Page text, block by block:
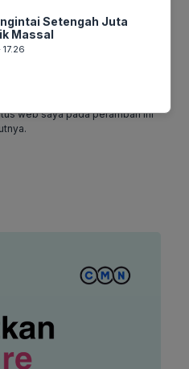
web saya pada peramban ini
Setengah Juta
Massal